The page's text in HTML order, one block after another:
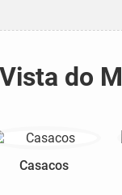
do
Casacos